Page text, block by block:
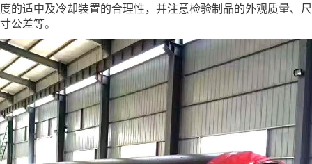
度的适中及冷却装置的合理性，并注意检验制品的外观质量、尺
寸公差等。